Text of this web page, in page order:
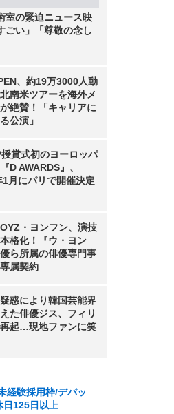
室の緊迫ニュース映
ごい」「尊敬の念し
、約19万3000人動
南米ツアーを海外メ
絶賛！「キャリアに
公演」
賞式初のヨーロッパ
D AWARDS』、
月にパリで開催決定
・ヨンフン、演技
格化！『ウ・ヨン
ら所属の俳優専門事
属契約
惑により韓国芸能界
た俳優ジス、フィリ
起…現地ファンに笑
経験採用枠/デバッ
日125日以上